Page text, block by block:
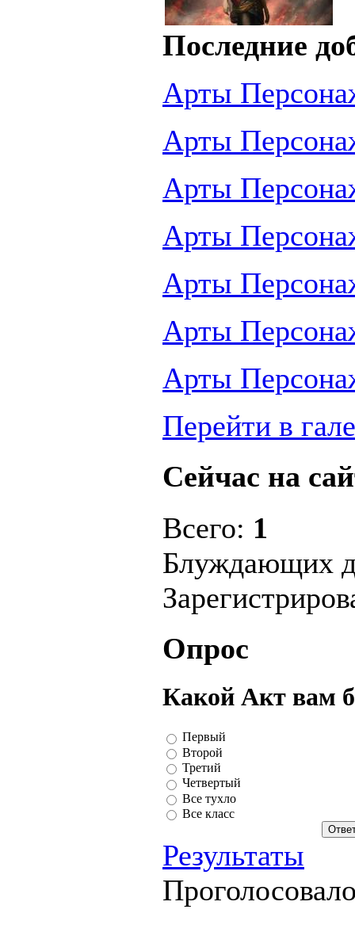
Последние
Арты
Арты
Арты
Арты
Арты
Арты
Арты
Перейти в
Сейчас на
Всего: 1
Блуждающих
Опрос
Какой Акт вам
Первый
Второй
Третий
Четвертый
Все тухло
Все класс
Результаты